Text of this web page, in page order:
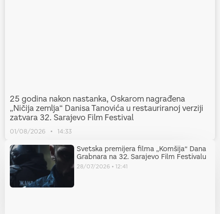
25 godina nakon nastanka, Oskarom nagrađena
„Ničija zemlja“ Danisa Tanovića u restauriranoj verziji
zatvara 32. Sarajevo Film Festival
01/08/2026 14:33
Svetska premijera filma „Komšija“ Dana
Grabnara na 32. Sarajevo Film Festivalu
28/07/2026 12:41